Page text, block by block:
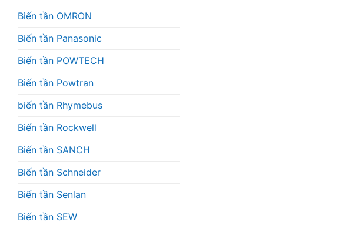
Biến tần OMRON
Biến tần Panasonic
Biến tần POWTECH
Biến tần Powtran
biến tần Rhymebus
Biến tần Rockwell
Biến tần SANCH
Biến tần Schneider
Biến tần Senlan
Biến tần SEW